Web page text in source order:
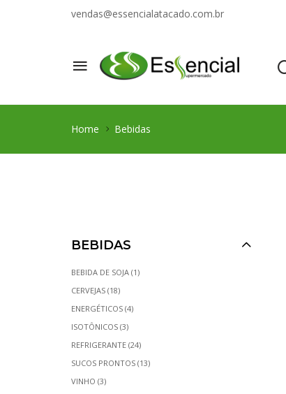
vendas@essencialatacado.com.br
Home Bebidas
BEBIDAS
BEBIDA DE SOJA (1)
CERVEJAS (18)
ENERGÉTICOS (4)
ISOTÔNICOS (3)
REFRIGERANTE (24)
SUCOS PRONTOS (13)
VINHO (3)